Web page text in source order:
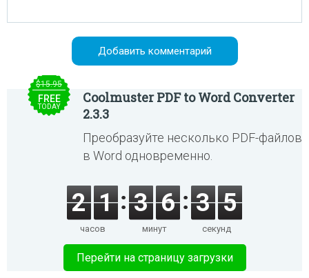
$15.95
FREE
TODAY
Coolmuster PDF to Word Converter
2.3.3
Преобразуйте несколько PDF-файлов
в Word одновременно.
2 1
часов
3 6
минут
3 5
секунд
Перейти на страницу загрузки